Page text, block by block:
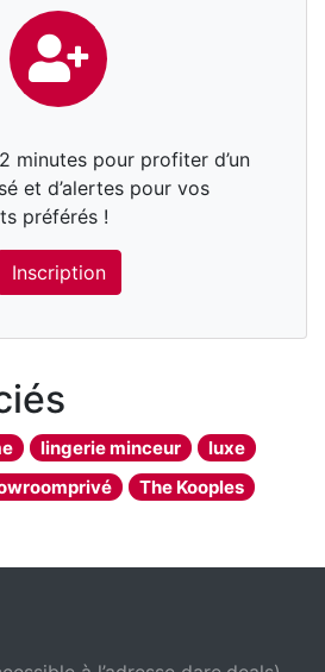
minutes pour profiter d’un
et d’alertes pour vos
préférés !
Inscription
lingerie minceur
luxe
The Kooples